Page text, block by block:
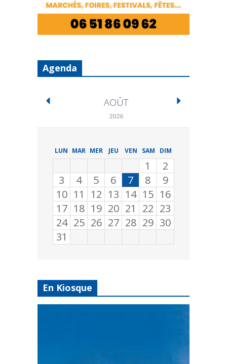
Agenda
AOÛT
2026
LUN MAR MER JEU VEN SAM DIM
1
2
3
4 5 6 7 8
9
10 11 12 13 14 15 16
17 18 19 20 21 22 23
24 25 26 27 28 29 30
31
En Kiosque